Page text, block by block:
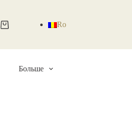
Корзина Ro
Больше